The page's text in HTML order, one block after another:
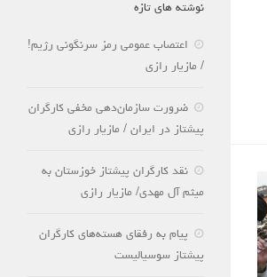
نوشته های تازه
اعتصاب عمومی رمز سرنگونی رژیم!
/ مازیار رازی
ضرورت سازمان‌دهی مخفی کارگران
پیشتاز در ایران / مازیار رازی
نقد کارگران پیشتاز خوزستان به
میثم آل مهدی/ مازیار رازی
پیام به رفقای هسته‌های کارگران
پیشتاز سوسیالیست